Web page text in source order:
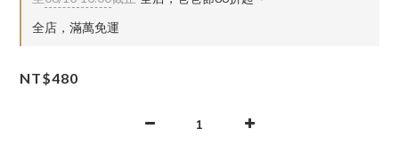
全店，滿萬免運
NT$480